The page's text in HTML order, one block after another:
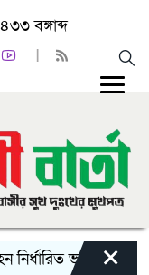
বঙ্গাব্দ
ভাড়ার চেয়েও কম
×